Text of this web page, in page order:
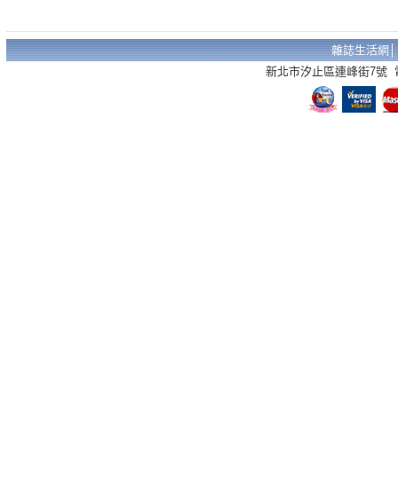
雜誌生活網
新北市汐止區連峰街7號